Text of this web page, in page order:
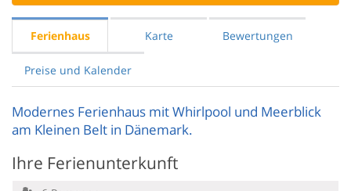
Ferienhaus Karte Bewertungen
Preise und Kalender
Modernes Ferienhaus mit Whirlpool und Meerblick
am Kleinen Belt in Dänemark.
Ihre Ferienunterkunft